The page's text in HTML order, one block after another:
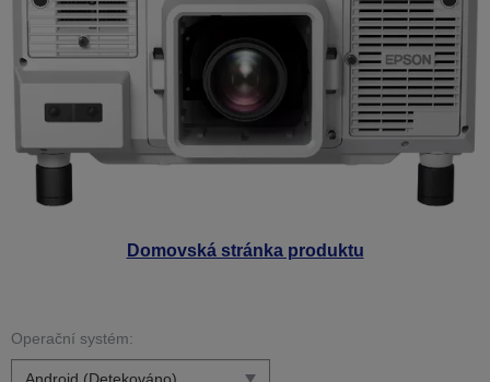
Domovská stránka produktu
Operační systém: